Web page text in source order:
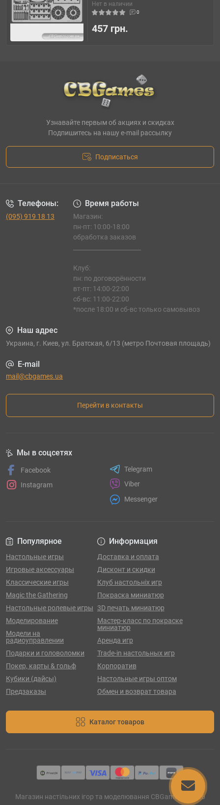
Нет в наличии
0
457 грн.
Узнавайте первым об акциях и скидках
Подпишитесь на нашу e-mail рассылку
Подписаться
Телефоны:
(095) 919 18 13
Время работы
Магазин:
пн-пт: 10:00-18:00
обработка заказов
Клуб:
пн: по договорённости
вт-пт: 14:00-22:00
сб-вс: 11:00-22:00
*после 18:00 и сб-вс только самовывоз
Наш адрес
Украина, г. Киев, ул. Братская, 6/13 (метро Почтовая площадь)
E-mail
mail@cbgames.ua
Перейти в контакты
Популярное
Настольные игры
Игровые аксессуары
Классические игры
Magic the Gathering
Настольные ролевые игры
Моделирование
Модели на
радиоуправлении
Подарки и головоломки
Покер, карты & гольф
Кубики (дайсы)
Предзаказы
Информация
Доставка и оплата
Дисконт и скидки
Клуб настольніх игр
Покраска миниатюр
3D печать миниатюр
Мастер-класс по покраске
миниатюр
Аренда игр
Trade-in настольных игр
Корпоратив
Настольные игры оптом
Обмен и возврат товара
Каталог товаров
Мы в соцсетях
Facebook
Instagram
Telegram
Viber
Messenger
Магазин настільних ігор та моделювання CBGames © 2026